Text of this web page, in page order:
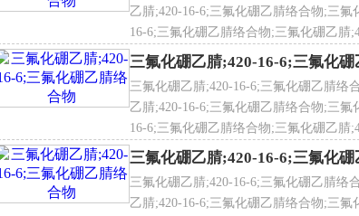
乙腈;420-16-6;三氟化硼乙腈络合物;三
16-6;三氟化硼乙腈络合物;三氟化硼乙腈
化硼乙腈络合物;三氟化硼乙腈;420-16-6;
三氟化硼乙腈;420-16-6;三氟化硼
三氟化硼乙腈;420-16-6;三氟化硼乙腈络
乙腈;420-16-6;三氟化硼乙腈络合物;三
16-6;三氟化硼乙腈络合物;三氟化硼乙腈
化硼乙腈络合物;三氟化硼乙腈;420-16-6;
三氟化硼乙腈;420-16-6;三氟化硼
三氟化硼乙腈;420-16-6;三氟化硼乙腈络
乙腈;420-16-6;三氟化硼乙腈络合物;三